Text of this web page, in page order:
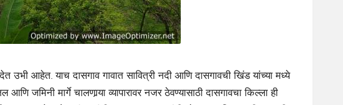
उभी आहेत. याच दासगाव गावात सावित्री नदी आणि दासगावची खिंड यांच्या मध्ये
जमिनी मार्गे चालणार्‍या व्यापारावर नजर ठेवण्यासाठी दासगावचा किल्ला ही